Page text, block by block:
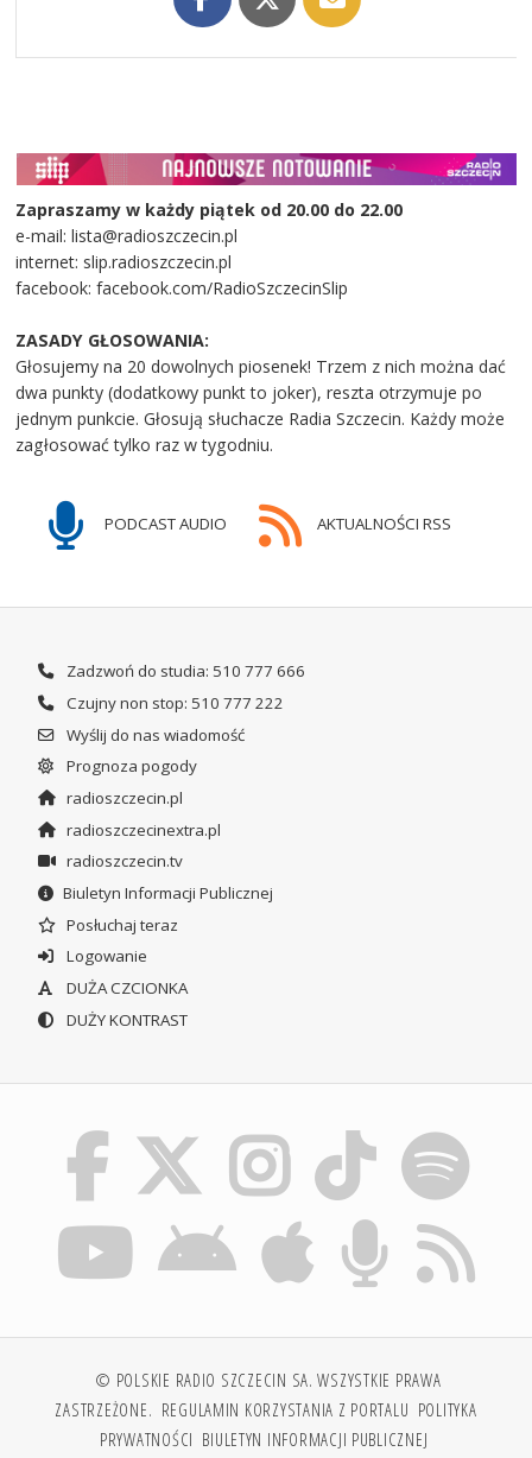
Zapraszamy w każdy piątek od 20.00 do 22.00
e-mail: lista@radioszczecin.pl
internet: slip.radioszczecin.pl
facebook: facebook.com/RadioSzczecinSlip
ZASADY GŁOSOWANIA:
Głosujemy na 20 dowolnych piosenek! Trzem z nich można dać
dwa punkty (dodatkowy punkt to joker), reszta otrzymuje po
jednym punkcie. Głosują słuchacze Radia Szczecin. Każdy może
zagłosować tylko raz w tygodniu.
PODCAST AUDIO AKTUALNOŚCI RSS
Zadzwoń do studia: 510 777 666
Czujny non stop: 510 777 222
Wyślij do nas wiadomość
Prognoza pogody
radioszczecin.pl
radioszczecinextra.pl
radioszczecin.tv
Biuletyn Informacji Publicznej
Posłuchaj teraz
Logowanie
DUŻA CZCIONKA
DUŻY KONTRAST
© POLSKIE RADIO SZCZECIN SA. WSZYSTKIE PRAWA
ZASTRZEŻONE. REGULAMIN KORZYSTANIA Z PORTALU POLITYKA
PRYWATNOŚCI BIULETYN INFORMACJI PUBLICZNEJ